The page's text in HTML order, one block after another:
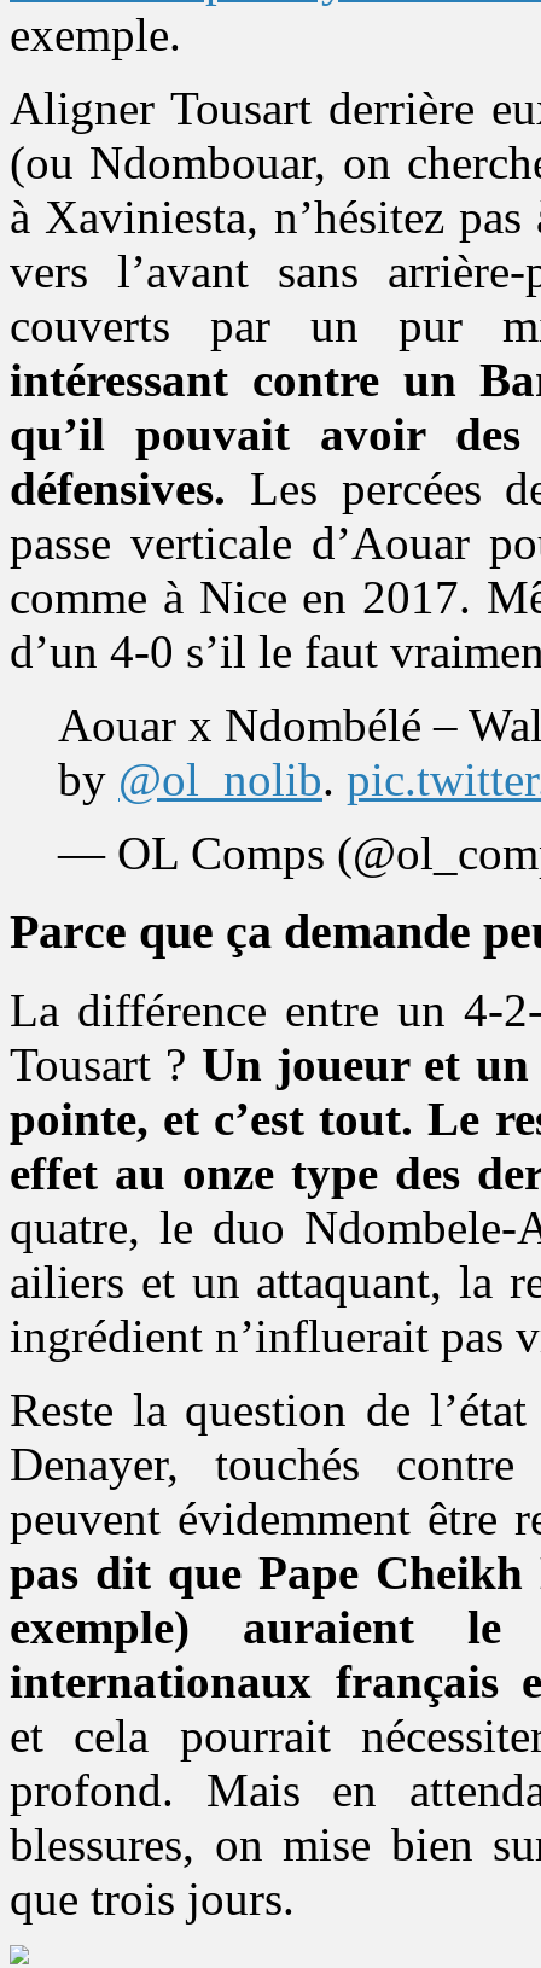
exemple.
Aligner Tousart derrière
(ou Ndombouar, on
à Xaviniesta, n’hésitez
vers l’avant sans
couverts par un pur
intéressant contre un
qu’il pouvait avoir
défensives. Les percées
passe verticale d’Aouar
comme à Nice en 2017.
d’un 4-0 s’il le faut
Aouar x Ndombélé –
by @ol_nolib.
— OL Comps
Parce que ça demande
La différence entre un 4-
Tousart ? Un joueur et un
pointe, et c’est tout. Le
effet au onze type des
quatre, le duo
ailiers et un attaquant, la
ingrédient n’influerait pas
Reste la question de
Denayer, touchés
peuvent évidemment être
pas dit que Pape
exemple) auraient
internationaux français
et cela pourrait
profond. Mais en
blessures, on mise bien
que trois jours.